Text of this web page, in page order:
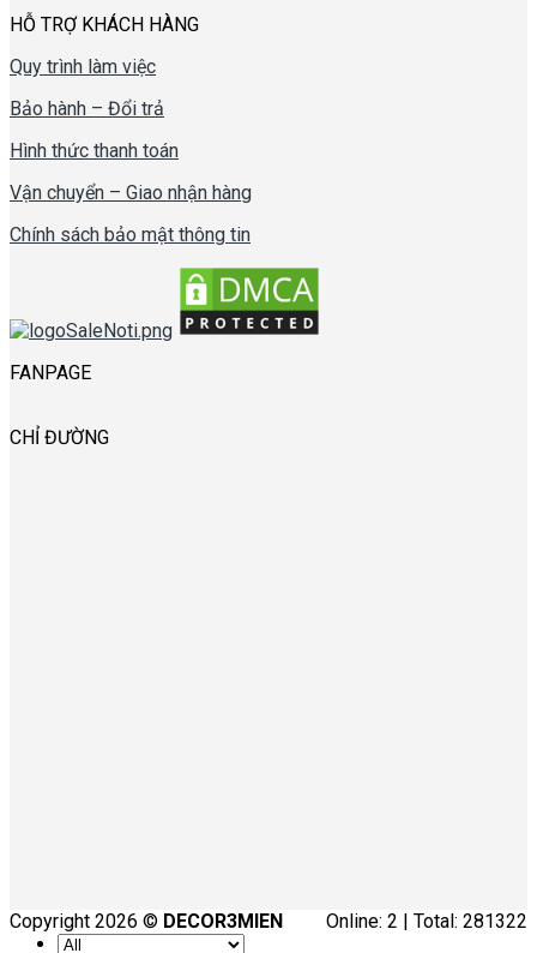
HỖ TRỢ KHÁCH HÀNG
Quy trình làm việc
Bảo hành – Đổi trả
Hình thức thanh toán
Vận chuyển – Giao nhận hàng
Chính sách bảo mật thông tin
FANPAGE
CHỈ ĐƯỜNG
Online: 2 | Total: 281322
Copyright 2026 © DECOR3MIEN